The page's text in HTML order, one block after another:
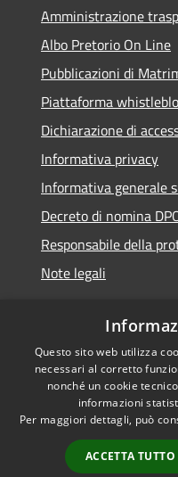
Amministrazione
Albo Pretorio On Line
Pubblicazioni di
Piattaforma
Dichiarazione di
Informativa privacy
Informativa generale
Decreto di nomina
Responsabile della
Note legali
RSS
Accessibilità
Cookie
Mappa del sito
Piano di miglioramento
Questo sito web utilizza
necessari al corretto
nonché un cookie
informazioni
Per maggiori dettagli, può
ACCETTA TUTTO